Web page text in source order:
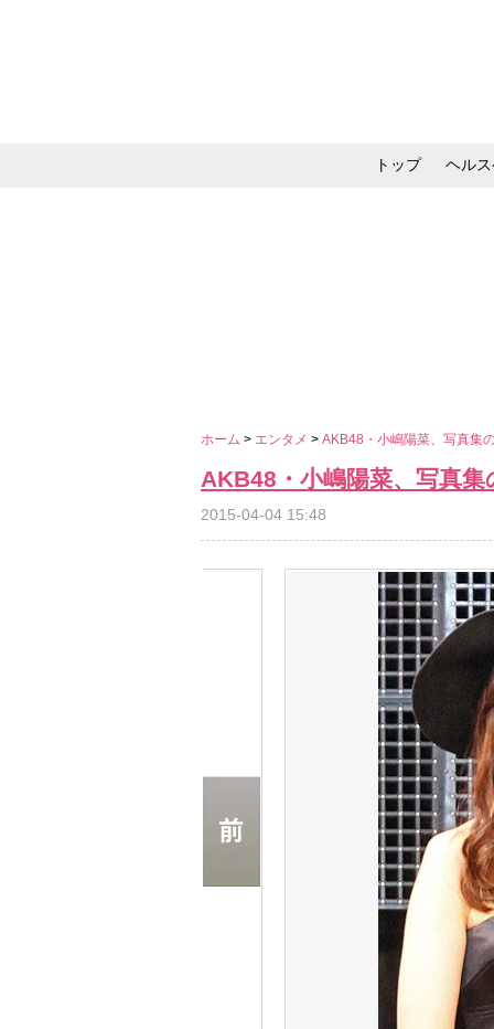
トップ ヘル
ホーム > エンタメ > AKB48・小嶋陽菜、写真集
AKB48・小嶋陽菜、写真
2015-04-04 15:48